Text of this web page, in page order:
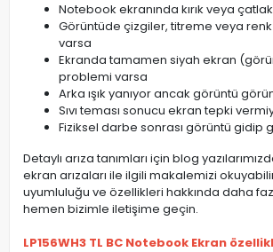
Notebook ekranında kırık veya
Görüntüde çizgiler, titreme veya
varsa
Ekranda tamamen siyah ekran
problemi varsa
Arka ışık yanıyor ancak görüntü
Sıvı teması sonucu ekran tepki
Fiziksel darbe sonrası görüntü gidip
Detaylı arıza tanımları için blog
ekran arızaları ile ilgili makalemizi
uyumluluğu ve özellikleri hakkında daha
hemen bizimle iletişime geçin.
LP156WH3 TL BC Notebook Ekran